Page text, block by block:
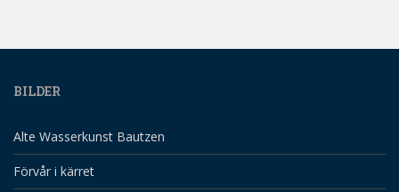
BILDER
Alte Wasserkunst Bautzen
Förvår i kärret